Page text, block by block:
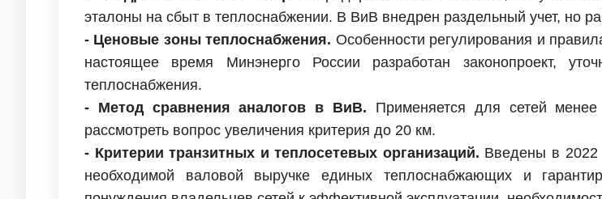
эталоны на сбыт в теплоснабжении. В ВиВ внедрен раздельный учет, но
- Ценовые зоны теплоснабжения. Особенности регулирования и
настоящее время Минэнерго России разработан законопроект,
теплоснабжения.
- Метод сравнения аналогов в ВиВ. Применяется для сетей
рассмотреть вопрос увеличения критерия до 20 км.
- Критерии транзитных и теплосетевых организаций. Введены в 2022
необходимой валовой выручке единых теплоснабжающих и